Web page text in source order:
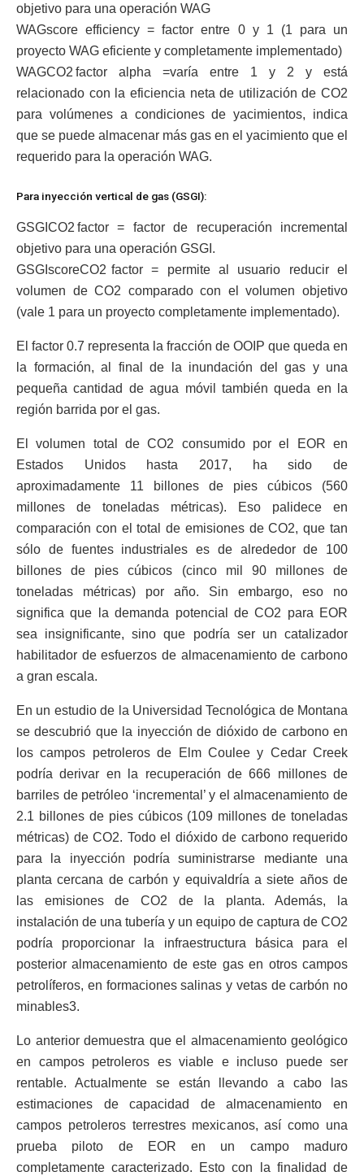
objetivo para una operación WAG
WAGscore efficiency = factor entre 0 y 1 (1 para un
proyecto WAG eficiente y completamente implementado)
WAGCO2 factor alpha =varía entre 1 y 2 y está
relacionado con la eficiencia neta de utilización de CO2
para volúmenes a condiciones de yacimientos, indica
que se puede almacenar más gas en el yacimiento que el
requerido para la operación WAG.
Para inyección vertical de gas (GSGI):
GSGICO2 factor = factor de recuperación incremental
objetivo para una operación GSGI.
GSGIscoreCO2 factor = permite al usuario reducir el
volumen de CO2 comparado con el volumen objetivo
(vale 1 para un proyecto completamente implementado).
El factor 0.7 representa la fracción de OOIP que queda en
la formación, al final de la inundación del gas y una
pequeña cantidad de agua móvil también queda en la
región barrida por el gas.
El volumen total de CO2 consumido por el EOR en
Estados Unidos hasta 2017, ha sido de
aproximadamente 11 billones de pies cúbicos (560
millones de toneladas métricas). Eso palidece en
comparación con el total de emisiones de CO2, que tan
sólo de fuentes industriales es de alrededor de 100
billones de pies cúbicos (cinco mil 90 millones de
toneladas métricas) por año. Sin embargo, eso no
significa que la demanda potencial de CO2 para EOR
sea insignificante, sino que podría ser un catalizador
habilitador de esfuerzos de almacenamiento de carbono
a gran escala.
En un estudio de la Universidad Tecnológica de Montana
se descubrió que la inyección de dióxido de carbono en
los campos petroleros de Elm Coulee y Cedar Creek
podría derivar en la recuperación de 666 millones de
barriles de petróleo ‘incremental’ y el almacenamiento de
2.1 billones de pies cúbicos (109 millones de toneladas
métricas) de CO2. Todo el dióxido de carbono requerido
para la inyección podría suministrarse mediante una
planta cercana de carbón y equivaldría a siete años de
las emisiones de CO2 de la planta. Además, la
instalación de una tubería y un equipo de captura de CO2
podría proporcionar la infraestructura básica para el
posterior almacenamiento de este gas en otros campos
petrolíferos, en formaciones salinas y vetas de carbón no
minables3.
Lo anterior demuestra que el almacenamiento geológico
en campos petroleros es viable e incluso puede ser
rentable. Actualmente se están llevando a cabo las
estimaciones de capacidad de almacenamiento en
campos petroleros terrestres mexicanos, así como una
prueba piloto de EOR en un campo maduro
completamente caracterizado. Esto con la finalidad de